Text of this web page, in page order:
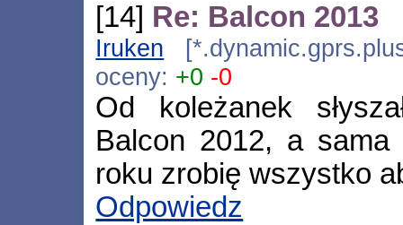
[14] Re: Balcon 2013
Iruken
oceny: +0 -0
Od koleżanek
Balcon 2012, a
roku zrobię wszystko
Odpowiedz